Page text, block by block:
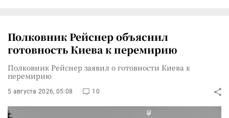
Полковник Рейснер объяснил
готовность Киева к перемирию
Полковник Рейснер заявил о готовности Киева к
перемирию
5 августа 2026, 05:08 10